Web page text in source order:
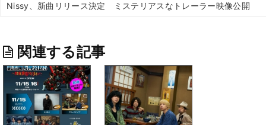
Nissy、新曲リリース決定 ミステリアスなトレーラー映像公開
関連する記事